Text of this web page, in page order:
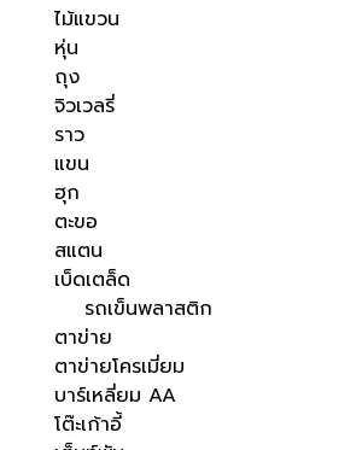
ไม้แขวน
หุ่น
ถุง
จิวเวลรี่
ราว
แขน
ฮุก
ตะขอ
สแตน
เบ็ดเตล็ด
รถเข็นพลาสติก
ตาข่าย
ตาข่ายโครเมี่ยม
บาร์เหลี่ยม AA
โต๊ะเก้าอี้